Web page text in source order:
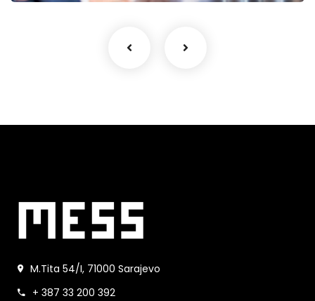
M.Tita 54/I, 71000 Sarajevo
+ 387 33 200 392